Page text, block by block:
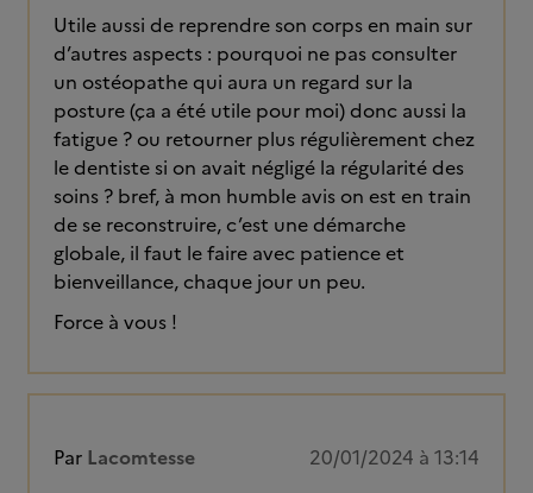
Utile aussi de reprendre son corps en main sur
d’autres aspects : pourquoi ne pas consulter
un ostéopathe qui aura un regard sur la
posture (ça a été utile pour moi) donc aussi la
fatigue ? ou retourner plus régulièrement chez
le dentiste si on avait négligé la régularité des
soins ? bref, à mon humble avis on est en train
de se reconstruire, c’est une démarche
globale, il faut le faire avec patience et
bienveillance, chaque jour un peu.
Force à vous !
Par Lacomtesse 20/01/2024 à 13:14